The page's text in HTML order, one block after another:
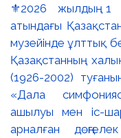
⚜️2026 жылдың 1
атындағы
музейінде ұлттық
Қазақстанның
(1926-2002)
«Дала
ашылуы мен іс-
арналған